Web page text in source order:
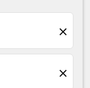
close
close